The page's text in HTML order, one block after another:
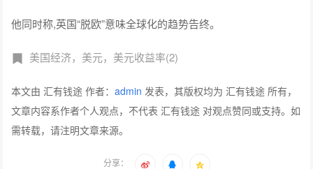
他同时称,英国“脱欧”意味全球化的趋势告终。
美国经济，美元，美元收益率(2)
本文由 汇有钱途 作者：admin 发表，其版权均为 汇有钱途 所有，
文章内容系作者个人观点，不代表 汇有钱途 对观点赞同或支持。如
需转载，请注明文章来源。
分享：